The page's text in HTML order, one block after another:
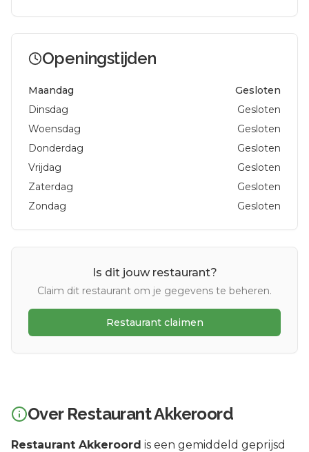
Openingstijden
Maandag
Gesloten
Dinsdag
Gesloten
Woensdag
Gesloten
Donderdag
Gesloten
Vrijdag
Gesloten
Zaterdag
Gesloten
Zondag
Gesloten
Is dit jouw restaurant?
Claim dit restaurant om je gegevens te beheren.
Restaurant claimen
Over Restaurant Akkeroord
Restaurant Akkeroord is een gemiddeld geprijsd